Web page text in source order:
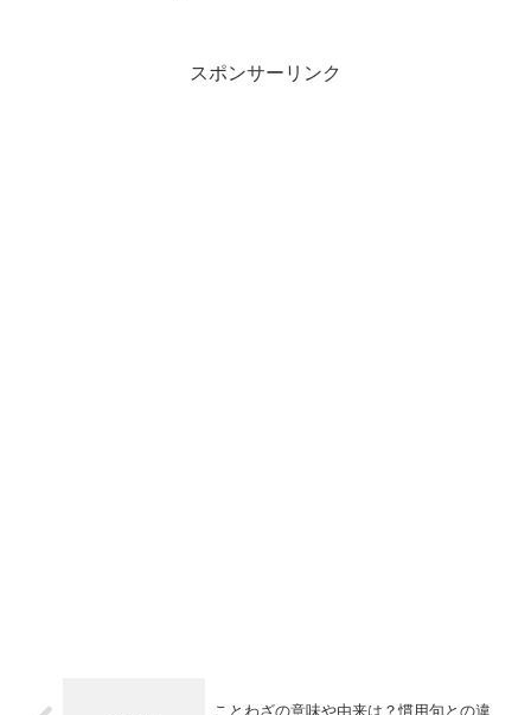
スポンサーリンク
ことわざの意味や由来は？慣用句との違